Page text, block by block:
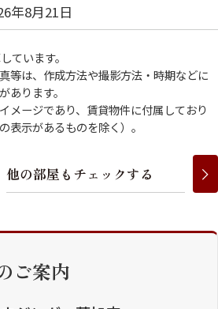
年8月21日
ています。
等は、作成方法や撮影方法・時期などに
あります。
メージであり、賃貸物件に付属しており
表示があるものを除く）。
他の部屋 も チェ ッ クする
ご案内